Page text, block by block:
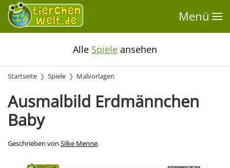
Menü
Alle Spiele ansehen
Startseite Spiele Malvorlagen
Ausmalbild Erdmännchen
Baby
Geschrieben von Silke Menne.